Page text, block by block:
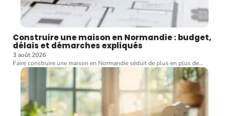
Construire une maison en Normandie : budget,
délais et démarches expliqués
3 août 2026
Faire construire une maison en Normandie séduit de plus en plus de…